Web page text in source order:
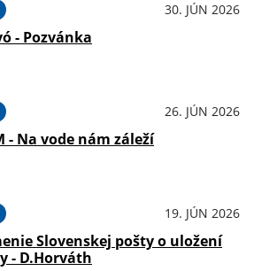
30. JÚN 2026
- Pozvánka
26. JÚN 2026
- Na vode nám záleží
19. JÚN 2026
Slovenskej pošty o uložení
- D.Horváth